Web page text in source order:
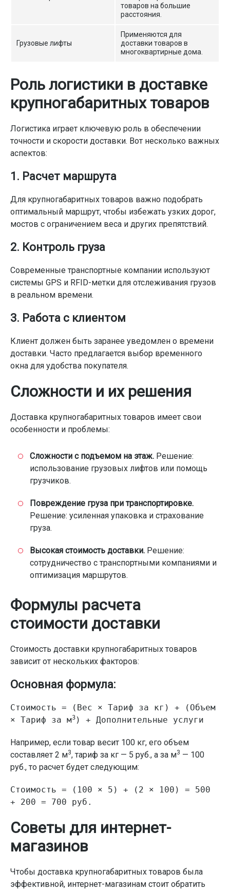
товаров на большие
расстояния.
Грузовые лифты
Применяются для
доставки товаров в
многоквартирные дома.
Роль логистики в доставке
крупногабаритных товаров
Логистика играет ключевую роль в обеспечении
точности и скорости доставки. Вот несколько важных
аспектов:
1. Расчет маршрута
Для крупногабаритных товаров важно подобрать
оптимальный маршрут, чтобы избежать узких дорог,
мостов с ограничением веса и других препятствий.
2. Контроль груза
Современные транспортные компании используют
системы GPS и RFID-метки для отслеживания грузов
в реальном времени.
3. Работа с клиентом
Клиент должен быть заранее уведомлен о времени
доставки. Часто предлагается выбор временного
окна для удобства покупателя.
Сложности и их решения
Доставка крупногабаритных товаров имеет свои
особенности и проблемы:
Сложности с подъемом на этаж. Решение:
использование грузовых лифтов или помощь
грузчиков.
Повреждение груза при транспортировке.
Решение: усиленная упаковка и страхование
груза.
Высокая стоимость доставки. Решение:
сотрудничество с транспортными компаниями и
оптимизация маршрутов.
Формулы расчета
стоимости доставки
Стоимость доставки крупногабаритных товаров
зависит от нескольких факторов:
Основная формула:
Стоимость = (Вес × Тариф за кг) + (Объем
× Тариф за м3 ) + Дополнительные услуги
Например, если товар весит 100 кг, его объем
составляет 2 м3, тариф за кг — 5 руб., а за м3 — 100
руб., то расчет будет следующим:
Стоимость = (100 × 5) + (2 × 100) = 500
+ 200 = 700 руб.
Советы для интернет-
магазинов
Чтобы доставка крупногабаритных товаров была
эффективной, интернет-магазинам стоит обратить